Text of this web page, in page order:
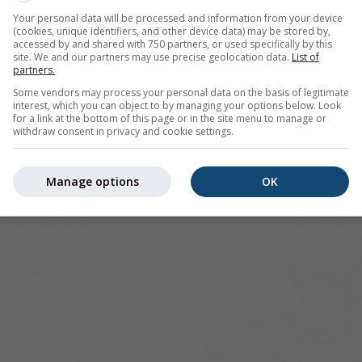
pour 49.19°N 2.57°E offre toutes les informations
Your personal data will be processed and information from your device
(cookies, unique identifiers, and other device data) may be stored by,
accessed by and shared with 750 partners, or used specifically by this
site. We and our partners may use precise geolocation data. List of
partners.
Some vendors may process your personal data on the basis of legitimate
interest, which you can object to by managing your options below. Look
for a link at the bottom of this page or in the site menu to manage or
withdraw consent in privacy and cookie settings.
OK
Manage options